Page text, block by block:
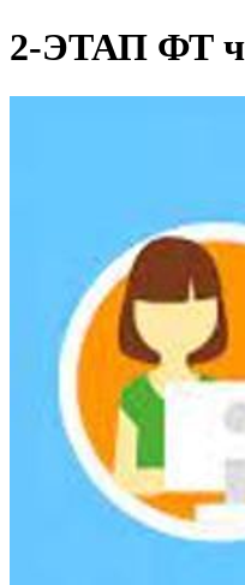
2-ЭТАП ФТ